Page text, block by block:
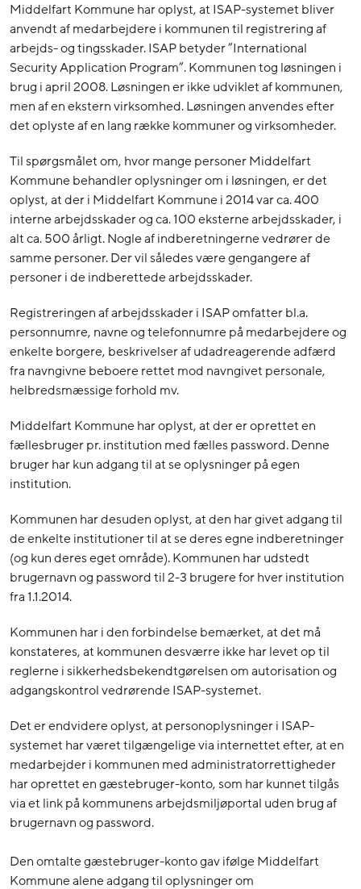
Middelfart Kommune har oplyst, at ISAP-systemet bliver
anvendt af medarbejdere i kommunen til registrering af
arbejds- og tingsskader. ISAP betyder ”International
Security Application Program”. Kommunen tog løsningen i
brug i april 2008. Løsningen er ikke udviklet af kommunen,
men af en ekstern virksomhed. Løsningen anvendes efter
det oplyste af en lang række kommuner og virksomheder.
Til spørgsmålet om, hvor mange personer Middelfart
Kommune behandler oplysninger om i løsningen, er det
oplyst, at der i Middelfart Kommune i 2014 var ca. 400
interne arbejdsskader og ca. 100 eksterne arbejdsskader, i
alt ca. 500 årligt. Nogle af indberetningerne vedrører de
samme personer. Der vil således være gengangere af
personer i de indberettede arbejdsskader.
Registreringen af arbejdsskader i ISAP omfatter bl.a.
personnumre, navne og telefonnumre på medarbejdere og
enkelte borgere, beskrivelser af udadreagerende adfærd
fra navngivne beboere rettet mod navngivet personale,
helbredsmæssige forhold mv.
Middelfart Kommune har oplyst, at der er oprettet en
fællesbruger pr. institution med fælles password. Denne
bruger har kun adgang til at se oplysninger på egen
institution.
Kommunen har desuden oplyst, at den har givet adgang til
de enkelte institutioner til at se deres egne indberetninger
(og kun deres eget område). Kommunen har udstedt
brugernavn og password til 2-3 brugere for hver institution
fra 1.1.2014.
Kommunen har i den forbindelse bemærket, at det må
konstateres, at kommunen desværre ikke har levet op til
reglerne i sikkerhedsbekendtgørelsen om autorisation og
adgangskontrol vedrørende ISAP-systemet.
Det er endvidere oplyst, at personoplysninger i ISAP-
systemet har været tilgængelige via internettet efter, at en
medarbejder i kommunen med administratorrettigheder
har oprettet en gæstebruger-konto, som har kunnet tilgås
via et link på kommunens arbejdsmiljøportal uden brug af
brugernavn og password.
Den omtalte gæstebruger-konto gav ifølge Middelfart
Kommune alene adgang til oplysninger om